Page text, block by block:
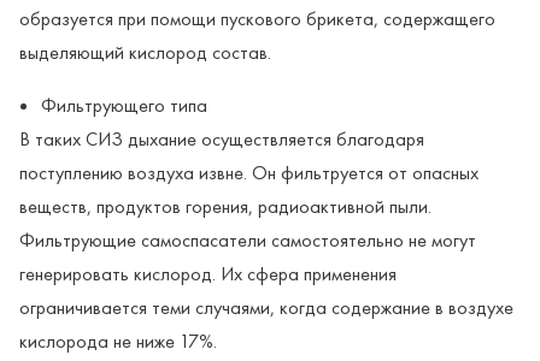
образуется при помощи пускового брикета, содержащего
выделяющий кислород состав.
Фильтрующего типа
В таких СИЗ дыхание осуществляется благодаря
поступлению воздуха извне. Он фильтруется от опасных
веществ, продуктов горения, радиоактивной пыли.
Фильтрующие самоспасатели самостоятельно не могут
генерировать кислород. Их сфера применения
ограничивается теми случаями, когда содержание в воздухе
кислорода не ниже 17%.